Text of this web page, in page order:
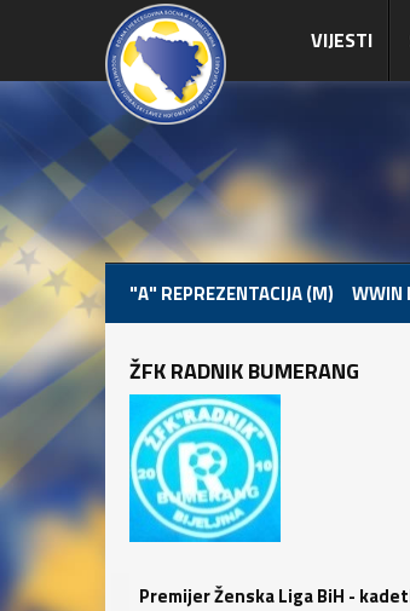
VIJESTI
"A" REPREZENTACIJA (M) WWIN
ŽFK RADNIK BUMERANG
Premijer Ženska Liga BiH -